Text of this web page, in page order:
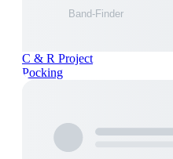
C & R Project
Pocking